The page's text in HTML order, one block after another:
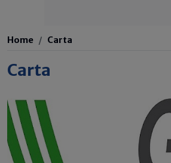
Home Carta
Carta